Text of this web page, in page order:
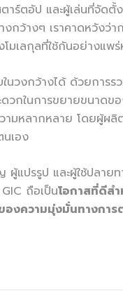
ตอัป และผู้เล่นที่จัดตั้
างๆ เราคาดหวังว่า
มเลกุลที่ใช้กันอย่างแพ
นวงกว้างได้ ด้วยการ
กในการขยายขนาดข
หลากหลาย โดยผู้ผลิ
เอง
แปรรูป และผู้ใช้ปลา
ถือเป็นโอกาสที่ดีส
งความมุ่งมั่นทางกา